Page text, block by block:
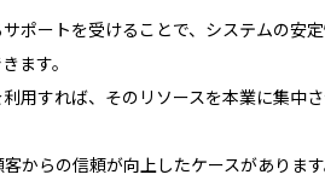
ポートを受けることで、システムの安
ます。
用すれば、そのリソースを本業に集中
からの信頼が向上したケースがありま